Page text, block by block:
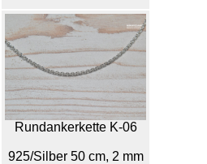
Rundankerkette K-06
925/Silber 50 cm, 2 mm